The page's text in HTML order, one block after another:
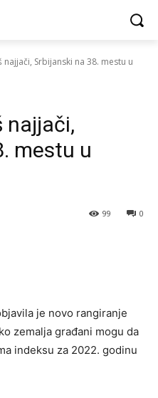
najjači, Srbijanski na 38. mestu u
najjači,
mestu u
0
99
je novo rangiranje
zemalja građani mogu da
indeksu za 2022. godinu